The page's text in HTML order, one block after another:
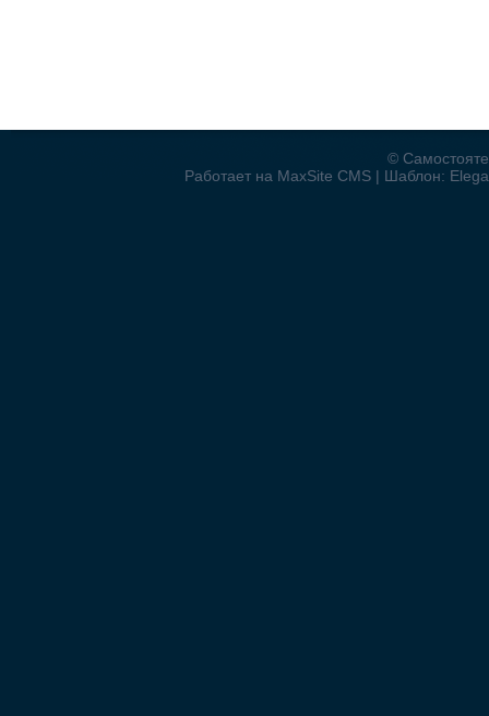
©
Работает на MaxSite CMS | Шаблон: